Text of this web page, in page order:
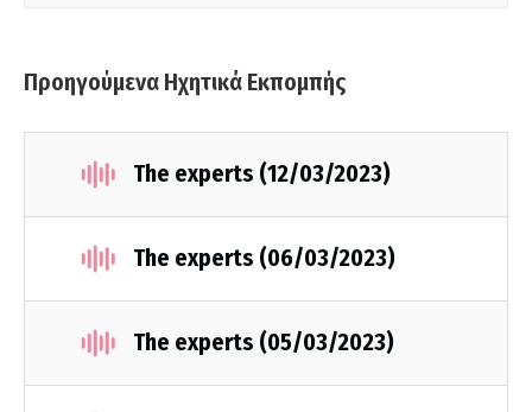
Προηγούμενα Ηχητικά Εκπομπής
The experts (12/03/2023)
The experts (06/03/2023)
The experts (05/03/2023)